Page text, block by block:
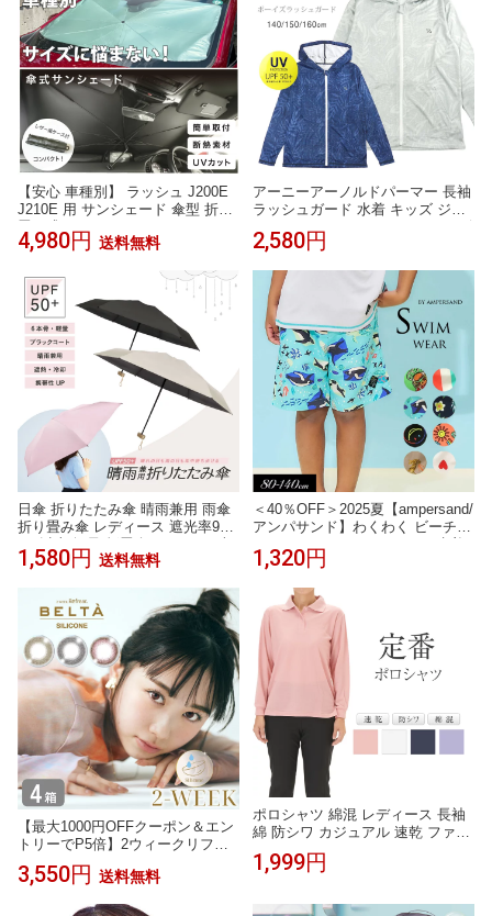
【安心 車種別】 ラッシュ J200E
J210E 用 サンシェード 傘型 折り
ード カーシェード 簡単取付 日除
紫外線 遮蔽 汎用 取付簡単 キャン
プ 車中泊
4,980円 送料無料
アーニーアーノルドパーマー 長袖
ラッシュガード 水着 キッズ ジュ
ー 793683 Arnie Arnold Palmer フ
ップ ファスナー UPF50+ UVカッ
ト 紫外線防止 日焼け防止 白 紺
2,580円
日傘 折りたたみ傘 晴雨兼用 雨傘
折り畳み傘 レディース 遮光率99.
9％以上 軽量 折畳傘 UPF50+ 6本
骨 UVカット 紫外線 遮熱 日焼け
ンプル かわいい 熱中症対策 コン
パクト 男女兼用 メンズ スマホサ
イズ
1,580円 送料無料
＜40％OFF＞2025夏【ampersand/
アンパサンド】わくわく ビーチ
ショート パンツ _UVカット 水着
≪80cm 90cm 100cm 110cm 120c
男の子 男児 スイム 水着 トランク
ス パンツ ズボン アウトドア
1,320円
【最大1000円OFFクーポン＆エン
トリーでP5倍】2ウィークリフレ
ア ベルタ シリコーン 4箱セット
（1箱3枚）belta UVカット カラコ
3,550円 送料無料
ポロシャツ 綿混 レディース 長袖
綿 防シワ カジュアル 速乾 ファッ
ション プレゼント UVカット 吸汗
速乾 女性用 ゆったり 無地 仕事 長
作業用
1,999円